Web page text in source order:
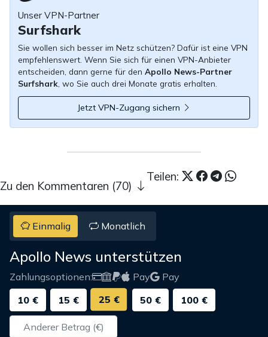
Unser VPN-Partner
Surfshark
Sie wollen sich besser im Netz schützen? Dafür ist eine VPN
empfehlenswert. Wenn Sie sich für einen VPN-Anbieter
entscheiden, dann gerne für den Apollo News-Partner
Surfshark, wo Sie auch drei Monate gratis erhalten.
Jetzt VPN-Zugang sichern
Teilen:
Zu den Kommentaren (70)
Einmalig Monatlich
Apollo News unterstützen
Zahlungsoptionen: Pay
Pay
10 €
15 € 25 € 50 € 100 €